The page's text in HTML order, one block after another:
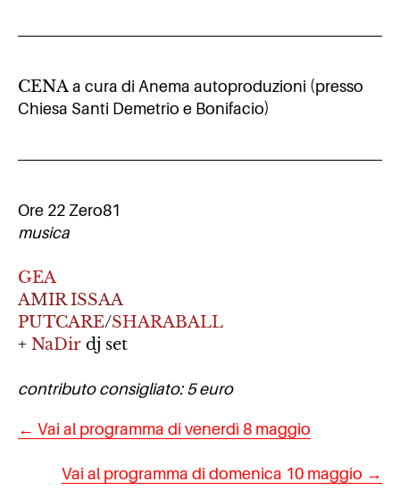
CENAa cura di Anema autoproduzioni (presso
Chiesa Santi Demetrio e Bonifacio)
Ore 22 Zero81
musica
GEA
AMIR ISSAA
PUTCARE/SHARABALL
+ NaDir dj set
contributo consigliato: 5 euro
← Vai al programma di venerdì 8 maggio
Vai al programma di domenica 10 maggio →